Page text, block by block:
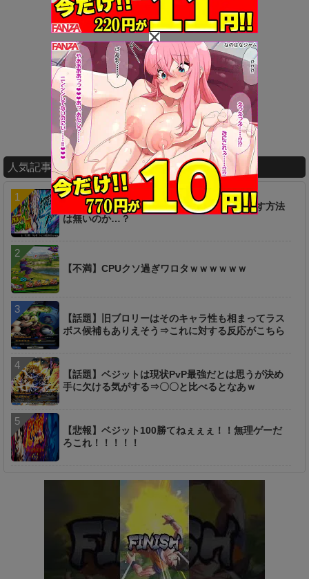
人気記事ランキング
【疑問】超時空ラッシュは一つ前からやり直す方法
は無いのか…？
【不満】CPUクソ過ぎワロタｗｗｗｗｗｗ
【話題】旧ブロリーはそのキャラ性も相まってラス
ボス候補もありえそう⇒これに対する反応がこちら
【話題】ベジットは現状PvP最強だとは思うが決め
手に欠ける気がする⇒〇〇と比べるとなあｗ
【悲報】ベジット100勝てねぇぇぇ！！無理ゲーだ
ろこれ！！！！！